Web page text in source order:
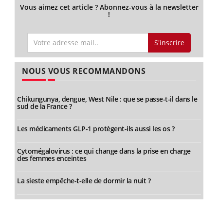
Vous aimez cet article ? Abonnez-vous à la newsletter
!
S'inscrire
NOUS VOUS RECOMMANDONS
Chikungunya, dengue, West Nile : que se passe-t-il dans le
sud de la France ?
Les médicaments GLP-1 protègent-ils aussi les os ?
Cytomégalovirus : ce qui change dans la prise en charge
des femmes enceintes
La sieste empêche-t-elle de dormir la nuit ?